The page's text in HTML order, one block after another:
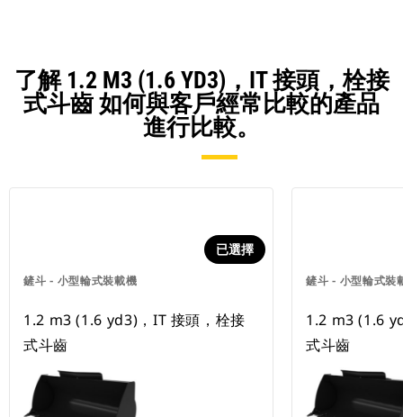
了解 1.2 M3 (1.6 YD3)，IT 接頭，栓接
式斗齒 如何與客戶經常比較的產品
進行比較。
鏟斗 - 小型輪式裝載機
已選擇
1.2 m3 (1.6 yd3)，IT 接頭，栓接
式斗齒
鏟斗 - 小型輪式裝
1.2 m3 (1.6
式斗齒